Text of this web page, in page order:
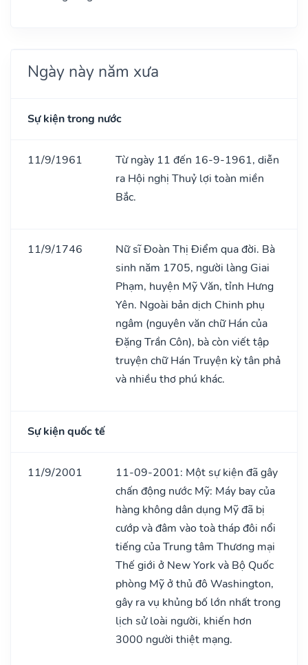
Ngày này năm xưa
Sự kiện trong nước
11/9/1961
Từ ngày 11 đến 16-9-1961, diễn
ra Hội nghị Thuỷ lợi toàn miền
Bắc.
11/9/1746
Nữ sĩ Đoàn Thị Điểm qua đời. Bà
sinh năm 1705, người làng Giai
Phạm, huyện Mỹ Văn, tỉnh Hưng
Yên. Ngoài bản dịch Chinh phụ
ngâm (nguyên văn chữ Hán của
Đặng Trần Côn), bà còn viết tập
truyện chữ Hán Truyện kỳ tân phả
và nhiều thơ phú khác.
Sự kiện quốc tế
11/9/2001
11-09-2001: Một sự kiện đã gây
chấn động nước Mỹ: Máy bay của
hàng không dân dụng Mỹ đã bị
cướp và đâm vào toà tháp đôi nổi
tiếng của Trung tâm Thương mại
Thế giới ở New York và Bộ Quốc
phòng Mỹ ở thủ đô Washington,
gây ra vụ khủng bố lớn nhất trong
lịch sử loài người, khiến hơn
3000 người thiệt mạng.